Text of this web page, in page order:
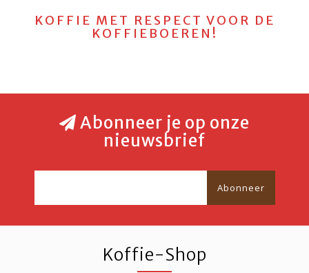
KOFFIE MET RESPECT VOOR DE
KOFFIEBOEREN!
Abonneer je op onze
nieuwsbrief
Abonneer
Koffie-Shop